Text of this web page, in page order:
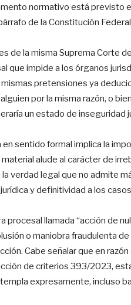
normativo está previsto
de la Constitución
de la misma Suprema Corte
que impide a los órganos
pretensiones ya
por la misma razón, o
un estado de inseguridad
sentido formal implica la
alude al carácter de
verdad legal que no admite
y definitividad a los
procesal llamada “acción de
o maniobra fraudulenta
Cabe señalar que en
de criterios 393/2023,
expresamente, incluso